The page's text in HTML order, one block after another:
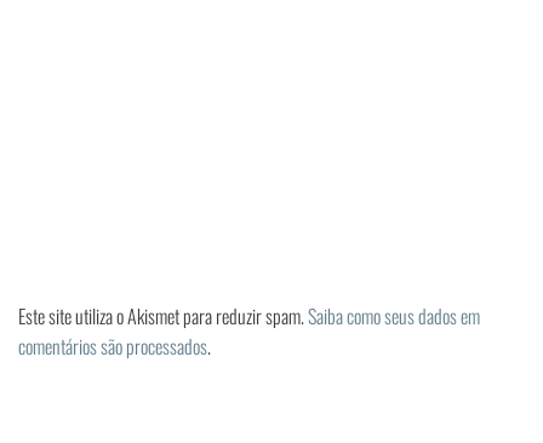
Este site utiliza o Akismet para reduzir spam.Saiba como seus dados em
comentários são processados.